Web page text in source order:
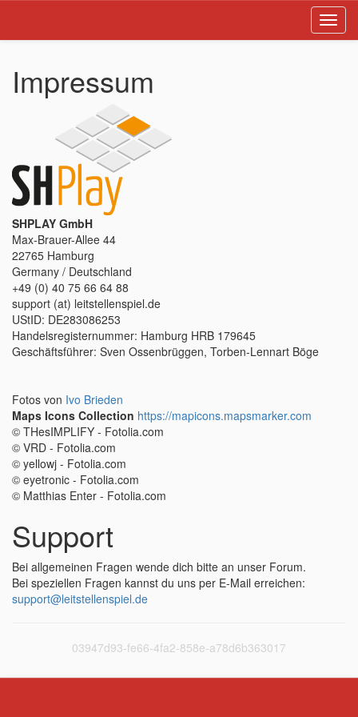
Impressum
SHPLAY GmbH
Max-Brauer-Allee 44
22765 Hamburg
Germany / Deutschland
+49 (0) 40 75 66 64 88
support (at) leitstellenspiel.de
UStID: DE283086253
Handelsregisternummer: Hamburg HRB 179645
Geschäftsführer: Sven Ossenbrüggen, Torben-Lennart Böge
Fotos von Ivo Brieden
Maps Icons Collection https://mapicons.mapsmarker.com
© THesIMPLIFY - Fotolia.com
© VRD - Fotolia.com
© yellowj - Fotolia.com
© eyetronic - Fotolia.com
© Matthias Enter - Fotolia.com
Support
Bei allgemeinen Fragen wende dich bitte an unser Forum.
Bei speziellen Fragen kannst du uns per E-Mail erreichen:
support@leitstellenspiel.de
03947d93-fe66-4fa2-858e-a78d6b363017